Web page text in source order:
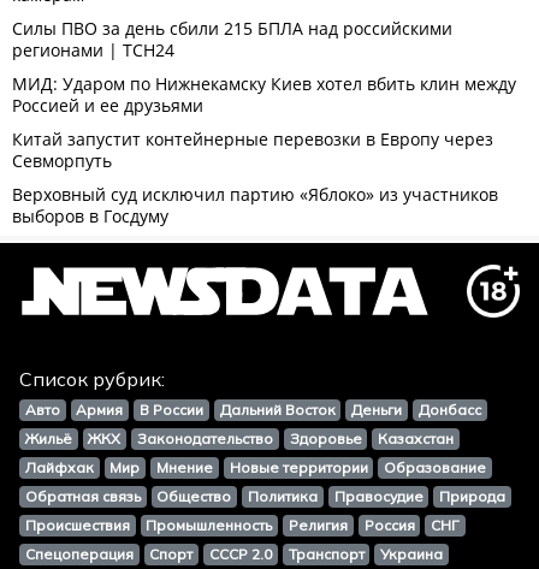
Список рубрик:
Авто Армия В России Дальний Восток Деньги
Донбасс
Жильё
ЖКХ Законодательство Здоровье
Казахстан
Лайфхак
Мир Мнение Новые территории
Образование
Обратная связь
Общество Политика Правосудие
Природа
Происшествия
Промышленность Религия Россия
СНГ
Спецоперация
Спорт СССР 2.0 Транспорт Украина